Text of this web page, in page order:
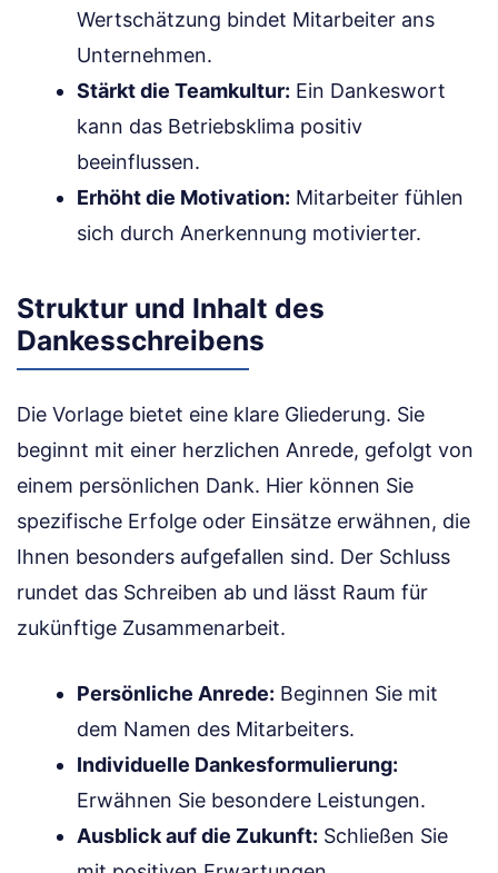
Wertschätzung bindet Mitarbeiter ans
Unternehmen.
Stärkt die Teamkultur: Ein Dankeswort
kann das Betriebsklima positiv
beeinflussen.
Erhöht die Motivation: Mitarbeiter fühlen
sich durch Anerkennung motivierter.
Struktur und Inhalt des
Dankesschreibens
Die Vorlage bietet eine klare Gliederung. Sie
beginnt mit einer herzlichen Anrede, gefolgt von
einem persönlichen Dank. Hier können Sie
spezifische Erfolge oder Einsätze erwähnen, die
Ihnen besonders aufgefallen sind. Der Schluss
rundet das Schreiben ab und lässt Raum für
zukünftige Zusammenarbeit.
Persönliche Anrede: Beginnen Sie mit
dem Namen des Mitarbeiters.
Individuelle Dankesformulierung:
Erwähnen Sie besondere Leistungen.
Ausblick auf die Zukunft: Schließen Sie